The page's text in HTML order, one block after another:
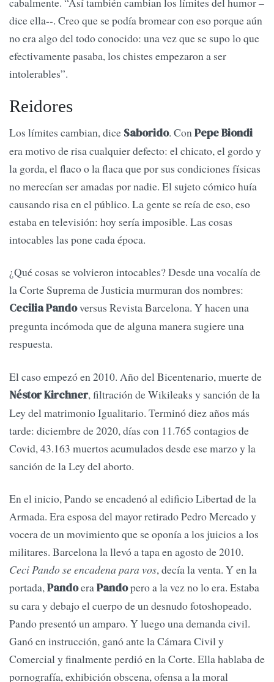
dice ella--. Creo que se podía bromear con eso porque aún
no era algo del todo conocido: una vez que se supo lo que
efectivamente pasaba, los chistes empezaron a ser
intolerables”.
Reidores
Los límites cambian, dice Saborido. ConPepe Biondi
era motivo de risa cualquier defecto: el chicato, el gordo y
la gorda, el flaco o la flaca que por sus condiciones físicas
no merecían ser amadas por nadie. El sujeto cómico huía
causando risa en el público. La gente se reía de eso, eso
estaba en televisión: hoy sería imposible. Las cosas
intocables las pone cada época.
¿Qué cosas se volvieron intocables? Desde una vocalía de
la Corte Suprema de Justicia murmuran dos nombres:
Cecilia Pandoversus Revista Barcelona. Y hacen una
pregunta incómoda que de alguna manera sugiere una
respuesta.
El caso empezó en 2010. Año del Bicentenario, muerte de
Néstor Kirchner, filtración de Wikileaks y sanción de la
Ley del matrimonio Igualitario. Terminó diez años más
tarde: diciembre de 2020, días con 11.765 contagios de
Covid, 43.163 muertos acumulados desde ese marzo y la
sanción de la Ley del aborto.
En el inicio, Pando se encadenó al edificio Libertad de la
Armada. Era esposa del mayor retirado Pedro Mercado y
vocera de un movimiento que se oponía a los juicios a los
militares. Barcelona la llevó a tapa en agosto de 2010.
Ceci Pando se encadena para vos, decía la venta. Y en la
portada,PandoeraPandopero a la vez no lo era. Estaba
su cara y debajo el cuerpo de un desnudo fotoshopeado.
Pando presentó un amparo. Y luego una demanda civil.
Ganó en instrucción, ganó ante la Cámara Civil y
Comercial y finalmente perdió en la Corte. Ella hablaba de
pornografía, exhibición obscena, ofensa a la moral